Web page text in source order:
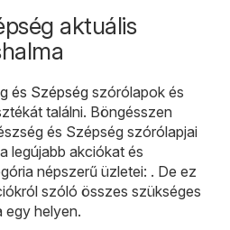
aktuális
és Szépség szórólapok és
találni. Böngésszen
és Szépség szórólapjai
legújabb akciókat és
népszerű üzletei: . De ez
szóló összes szükséges
egy helyen.